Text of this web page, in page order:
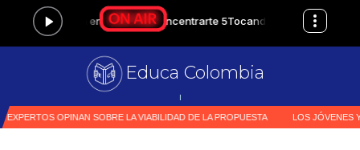
Educa Colombia
Primer medio